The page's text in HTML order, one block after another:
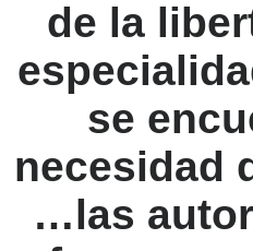
de la
se
necesidad
…las